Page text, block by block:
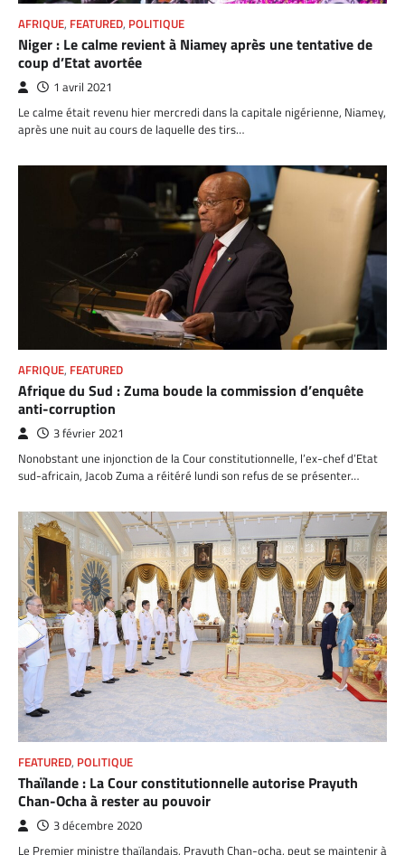
AFRIQUE, FEATURED, POLITIQUE
Niger : Le calme revient à Niamey après une tentative de
coup d’Etat avortée
1 avril 2021
Le calme était revenu hier mercredi dans la capitale nigérienne, Niamey,
après une nuit au cours de laquelle des tirs…
AFRIQUE, FEATURED
Afrique du Sud : Zuma boude la commission d’enquête
anti-corruption
3 février 2021
Nonobstant une injonction de la Cour constitutionnelle, l’ex-chef d’Etat
sud-africain, Jacob Zuma a réitéré lundi son refus de se présenter…
FEATURED, POLITIQUE
Thaïlande : La Cour constitutionnelle autorise Prayuth
Chan-Ocha à rester au pouvoir
3 décembre 2020
Le Premier ministre thaïlandais, Prayuth Chan-ocha, peut se maintenir à